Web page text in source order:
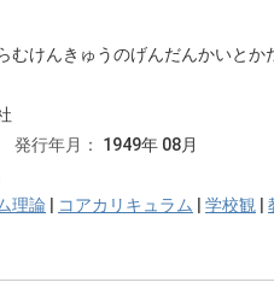
むけんきゅうのげんだんかいと
発行年月：
1949年 08月
理論 | コアカリキュラム | 学校観 |